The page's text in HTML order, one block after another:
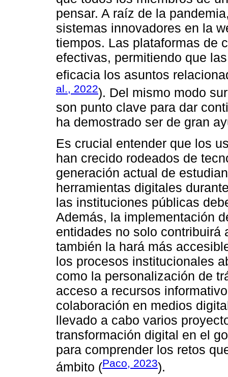
pensar. A raíz de la
sistemas innovadores en la
tiempos. Las plataformas de
efectivas, permitiendo que
eficacia los asuntos
al., 2022). Del mismo modo
son punto clave para dar
ha demostrado ser de gran
Es crucial entender que los
han crecido rodeados de
generación actual de
herramientas digitales
las instituciones públicas
Además, la implementación
entidades no solo contribuirá
también la hará más
los procesos institucionales
como la personalización de
acceso a recursos
colaboración en medios
llevado a cabo varios
transformación digital en el
para comprender los retos
ámbito (Paco, 2023).